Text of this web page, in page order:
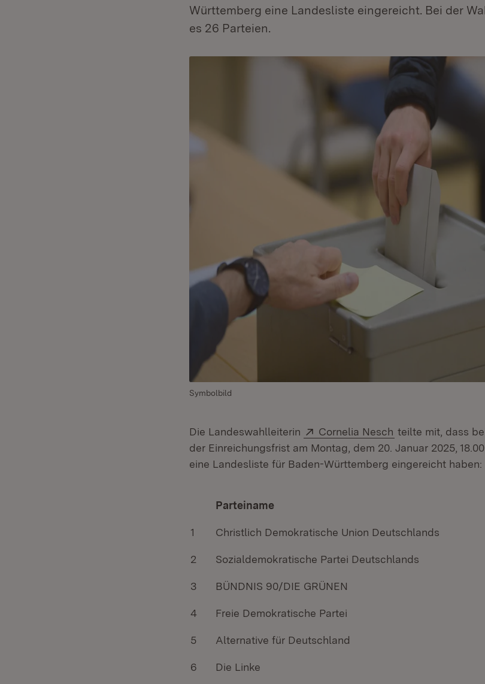
Württemberg eine Landesliste eingereicht. Bei der
es 26 Parteien.
Symbolbild
Die Landeswahlleiterin Extern:
Cornelia Nesch (Öffnet in neuem
teilte mit, dass
der Einreichungsfrist am Montag, dem 20. Januar 2025,
eine Landesliste für Baden-Württemberg eingereicht haben:
Parteiname
1 Christlich Demokratische Union Deutschlands
2 Sozialdemokratische Partei Deutschlands
3 BÜNDNIS 90/DIE GRÜNEN
4 Freie Demokratische Partei
5 Alternative für Deutschland
6 Die Linke